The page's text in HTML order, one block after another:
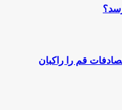
تصادفات قم را راکبان